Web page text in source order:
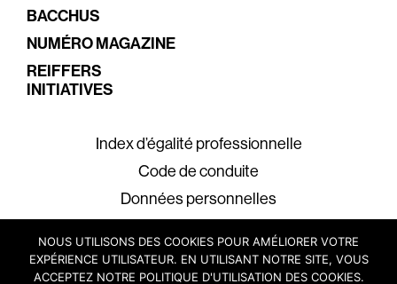
BACCHUS
NUMÉRO MAGAZINE
REIFFERS
INITIATIVES
Index d’égalité professionnelle
Code de conduite
Données personnelles
NOUS UTILISONS DES COOKIES POUR AMÉLIORER VOTRE
EXPÉRIENCE UTILISATEUR. EN UTILISANT NOTRE SITE, VOUS
ACCEPTEZ NOTRE POLITIQUE D'UTILISATION DES COOKIES.